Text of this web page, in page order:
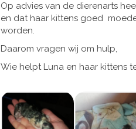
Op advies van de dierenarts
en dat haar kittens goed
worden.
Daarom vragen wij om hulp,
Wie helpt Luna en haar kittens